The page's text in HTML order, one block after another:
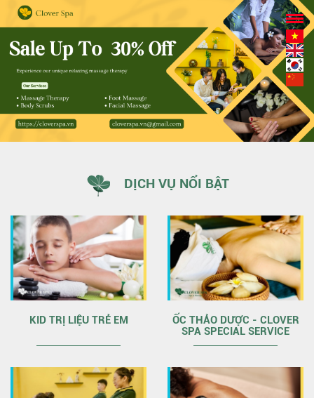
DỊCH VỤ NỔI BẬT
KID TRỊ LIỆU TRẺ EM
ỐC THẢO DƯỢC - CLOVER
SPA SPECIAL SERVICE